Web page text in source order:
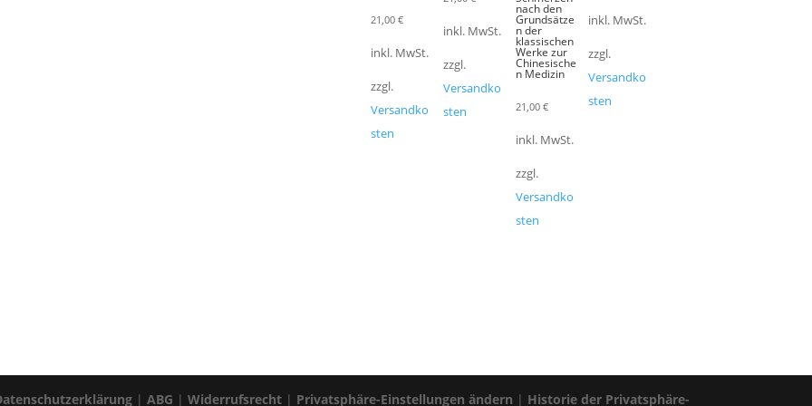
21,00€
inkl. MwSt.
zzgl.
Versandko
sten
inkl. MwSt.
zzgl.
Versandko
sten
nach den
Grundsätze
n der
klassischen
Werke zur
Chinesische
n Medizin
21,00€
inkl. MwSt.
zzgl.
Versandko
sten
inkl. MwSt.
zzgl.
Versandko
sten
|ABG |Widerrufsrecht | Privatsphäre-Einstellungen ändern | Historie der Privatsphäre-